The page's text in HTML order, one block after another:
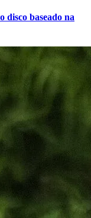
disco baseado na